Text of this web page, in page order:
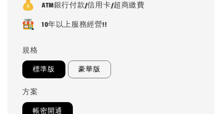
ATM銀行付款/信用卡/超商繳費
10年以上服務經營!!
規格
標準版 豪華版
方案
帳密開通